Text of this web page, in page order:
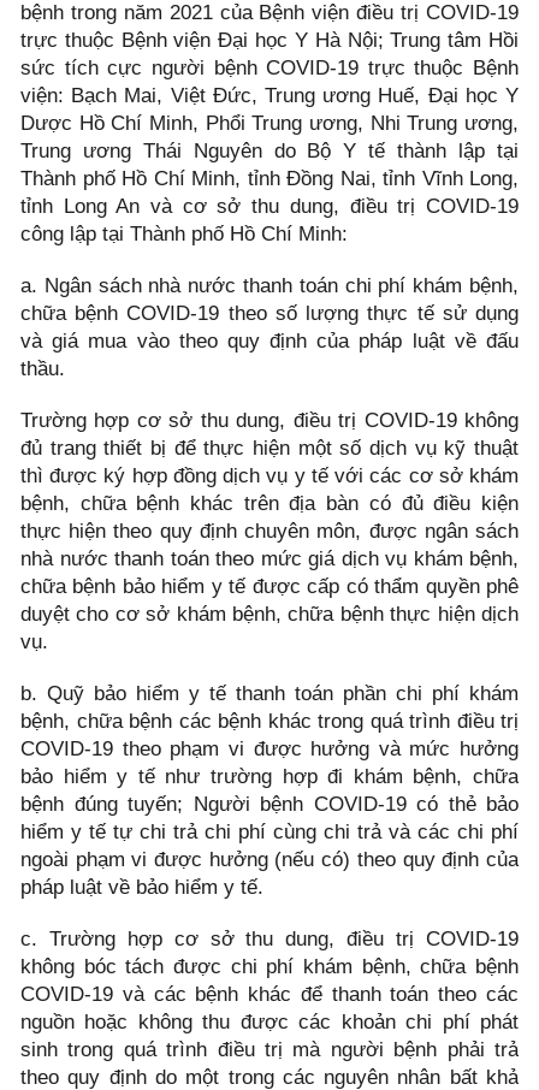
bệnh trong năm 2021 của Bệnh viện điều trị COVID-19
trực thuộc Bệnh viện Đại học Y Hà Nội; Trung tâm Hồi
sức tích cực người bệnh COVID-19 trực thuộc Bệnh
viện: Bạch Mai, Việt Đức, Trung ương Huế, Đại học Y
Dược Hồ Chí Minh, Phổi Trung ương, Nhi Trung ương,
Trung ương Thái Nguyên do Bộ Y tế thành lập tại
Thành phố Hồ Chí Minh, tỉnh Đồng Nai, tỉnh Vĩnh Long,
tỉnh Long An và cơ sở thu dung, điều trị COVID-19
công lập tại Thành phố Hồ Chí Minh:
a. Ngân sách nhà nước thanh toán chi phí khám bệnh,
chữa bệnh COVID-19 theo số lượng thực tế sử dụng
và giá mua vào theo quy định của pháp luật về đấu
thầu.
Trường hợp cơ sở thu dung, điều trị COVID-19 không
đủ trang thiết bị để thực hiện một số dịch vụ kỹ thuật
thì được ký hợp đồng dịch vụ y tế với các cơ sở khám
bệnh, chữa bệnh khác trên địa bàn có đủ điều kiện
thực hiện theo quy định chuyên môn, được ngân sách
nhà nước thanh toán theo mức giá dịch vụ khám bệnh,
chữa bệnh bảo hiểm y tế được cấp có thẩm quyền phê
duyệt cho cơ sở khám bệnh, chữa bệnh thực hiện dịch
vụ.
b. Quỹ bảo hiểm y tế thanh toán phần chi phí khám
bệnh, chữa bệnh các bệnh khác trong quá trình điều trị
COVID-19 theo phạm vi được hưởng và mức hưởng
bảo hiểm y tế như trường hợp đi khám bệnh, chữa
bệnh đúng tuyến; Người bệnh COVID-19 có thẻ bảo
hiểm y tế tự chi trả chi phí cùng chi trả và các chi phí
ngoài phạm vi được hưởng (nếu có) theo quy định của
pháp luật về bảo hiểm y tế.
c. Trường hợp cơ sở thu dung, điều trị COVID-19
không bóc tách được chi phí khám bệnh, chữa bệnh
COVID-19 và các bệnh khác để thanh toán theo các
nguồn hoặc không thu được các khoản chi phí phát
sinh trong quá trình điều trị mà người bệnh phải trả
theo quy định do một trong các nguyên nhân bất khả